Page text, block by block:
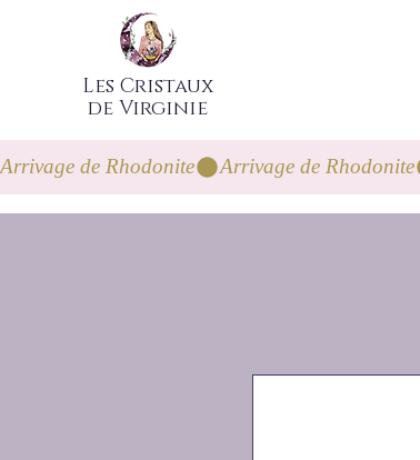
Les Cristaux
de Virginie
Arrivage de Rhodonite